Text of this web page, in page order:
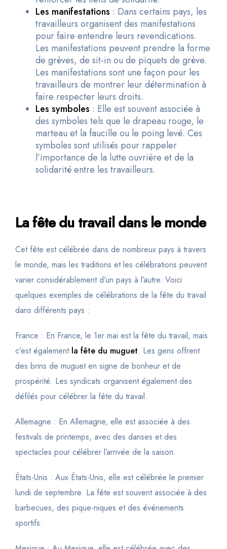
Les manifestations : Dans certains pays, les
travailleurs organisent des manifestations
pour faire entendre leurs revendications.
Les manifestations peuvent prendre la forme
de grèves, de sit-in ou de piquets de grève.
Les manifestations sont une façon pour les
travailleurs de montrer leur détermination à
faire respecter leurs droits.
Les symboles : Elle est souvent associée à
des symboles tels que le drapeau rouge, le
marteau et la faucille ou le poing levé. Ces
symboles sont utilisés pour rappeler
l’importance de la lutte ouvrière et de la
solidarité entre les travailleurs.
La fête du travail dans le monde
Cet fête est célébrée dans de nombreux pays à travers
le monde, mais les traditions et les célébrations peuvent
varier considérablement d’un pays à l’autre. Voici
quelques exemples de célébrations de la fête du travail
dans différents pays :
France : En France, le 1er mai est la fête du travail, mais
c’est également la fête du muguet. Les gens offrent
des brins de muguet en signe de bonheur et de
prospérité. Les syndicats organisent également des
défilés pour célébrer la fête du travail.
Allemagne : En Allemagne, elle est associée à des
festivals de printemps, avec des danses et des
spectacles pour célébrer l’arrivée de la saison.
États-Unis : Aux États-Unis, elle est célébrée le premier
lundi de septembre. La fête est souvent associée à des
barbecues, des pique-niques et des événements
sportifs.